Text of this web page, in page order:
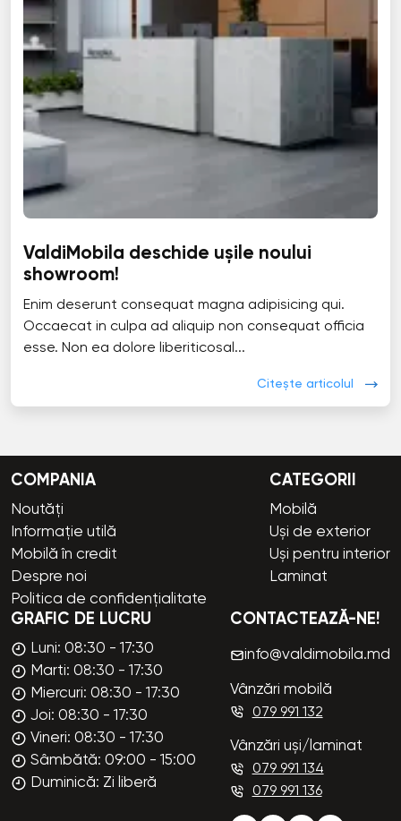
ValdiMobila deschide ușile noului
showroom!
Enim deserunt consequat magna adipisicing qui.
Occaecat in culpa ad aliquip non consequat officia
esse. Non ea dolore liberiticosal...
Citește articolul
COMPANIA
Noutăți
Informație utilă
Mobilă în credit
Despre noi
Politica de confidențialitate
CATEGORII
Mobilă
Uși de exterior
Uși pentru interior
Laminat
GRAFIC DE LUCRU
Luni: 08:30 - 17:30
Marti: 08:30 - 17:30
Miercuri: 08:30 - 17:30
Joi: 08:30 - 17:30
Vineri: 08:30 - 17:30
Sâmbătă: 09:00 - 15:00
Duminică: Zi liberă
CONTACTEAZĂ-NE!
info@valdimobila.md
Vânzări mobilă
079 991 132
Vânzări uși/laminat
079 991 134
079 991 136